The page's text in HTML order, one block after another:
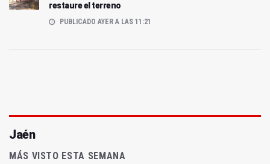
restaure el terreno
PUBLICADO AYER A LAS 11:21
Jaén
MÁS VISTO ESTA SEMANA